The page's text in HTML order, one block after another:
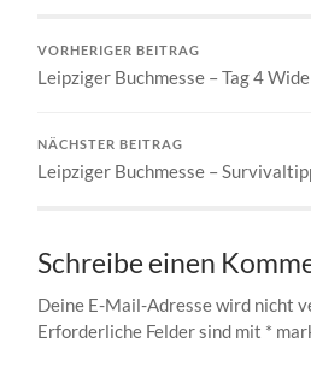
VORHERIGER BEITRAG
Leipziger Buchmesse – Tag 4
NÄCHSTER BEITRAG
Leipziger Buchmesse –
Schreibe einen
Deine E-Mail-Adresse wird nicht
Erforderliche Felder sind mit *